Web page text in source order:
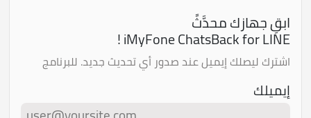
ابقِ جهازك محدَّثً
iMyFone ChatsBack for LINE !
اشترك ليصلك إيميل عند صدور أي تحديث جديد. للبرنامج
إيميلك